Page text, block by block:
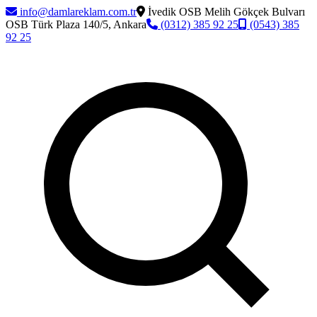
info@damlareklam.com.tr
İvedik OSB Melih Gökçek Bulvarı
OSB Türk Plaza 140/5, Ankara
(0312) 385 92 25
(0543) 385
92 25